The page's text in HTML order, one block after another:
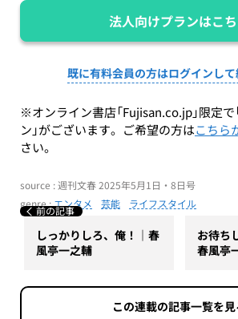
法人向けプランはこ
既に有料会員の方はログインし
※オンライン書店「Fujisan.co.jp」限定で
ン」がございます。ご希望の方はこちら
さい。
source : 週刊文春 2025年5月1日・8日号
genre :エンタメ 芸能 ライフスタイル
前の記事
しっかりしろ、俺！｜春
風亭一之輔
お待ち
春風亭
この連載の記事一覧を見